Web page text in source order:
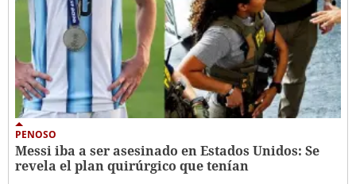
PENOSO
Messi iba a ser asesinado en Estados Unidos: Se
revela el plan quirúrgico que tenían